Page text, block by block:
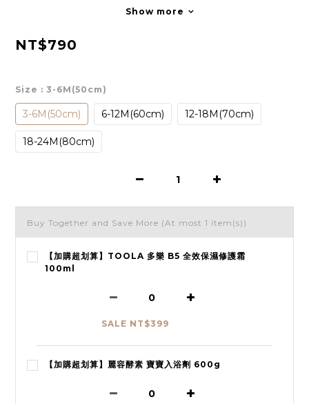
Show more
NT$790
Size : 3-6M(50cm)
3-6M(50cm) 6-12M(60cm) 12-18M(70cm)
18-24M(80cm)
Buy Together and Save More (At most 1 item(s))
【加購超划算】TOOLA 多樂 B5 全效保濕修護霜
100ml
SALE NT$399
【加購超划算】麗容酵素 寶寶入浴劑 600g